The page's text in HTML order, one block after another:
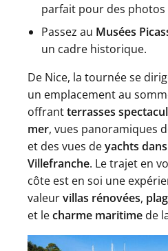
parfait pour des photos
Passez au Musées
un cadre historique.
De Nice, la tournée se
un emplacement au
offrantterrasses
mer, vues panoramiques
et des vues deyachts
Villefranche. Le trajet en
côte est en soi une
valeurvillas rénovées,
et lecharme maritime de